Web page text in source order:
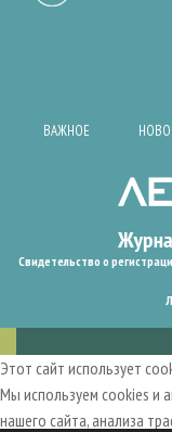
ВАЖНОЕ
Свидетельство о
Этот сайт использует
Мы используем cookies и
нашего сайта, анализа